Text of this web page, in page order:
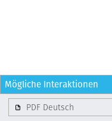
Mögliche Interaktionen
PDF Deutsch